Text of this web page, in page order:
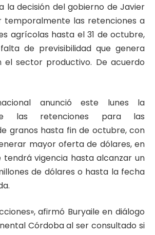
la decisión del gobierno de Javier
temporalmente las retenciones a
agrícolas hasta el 31 de octubre,
de previsibilidad que genera
el sector productivo. De acuerdo
anunció este lunes la
las retenciones para las
granos hasta fin de octubre, con
mayor oferta de dólares, en
tendrá vigencia hasta alcanzar un
de dólares o hasta la fecha
afirmó Buryaile en diálogo
Córdoba al ser consultado si